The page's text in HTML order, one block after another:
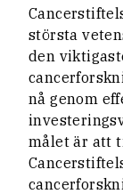
största
den
nå genom
målet är att